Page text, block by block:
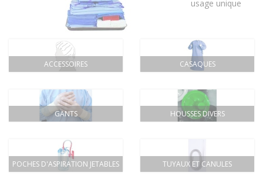
usage unique
ACCESSOIRES CASAQUES
GANTS HOUSSES DIVERS
POCHES D'ASPIRATION JETABLES TUYAUX ET CANULES